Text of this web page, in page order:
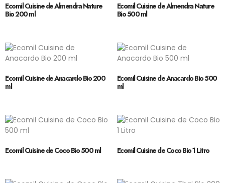
Ecomil Cuisine de Almendra Nature
Bio 200 ml
Ecomil Cuisine de Almendra Nature
Bio 500 ml
Ecomil Cuisine de Anacardo Bio 200
ml
Ecomil Cuisine de Anacardo Bio 500
ml
Ecomil Cuisine de Coco Bio 500 ml Ecomil Cuisine de Coco Bio 1 Litro